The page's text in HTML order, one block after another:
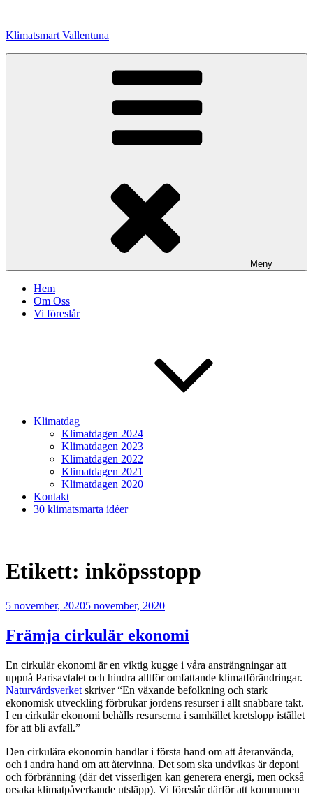
innehåll
Klimatsmart Vallentuna
Meny
Hem
Om Oss
Vi föreslår
Klimatdag
Klimatdagen 2024
Klimatdagen 2023
Klimatdagen 2022
Klimatdagen 2021
Klimatdagen 2020
Kontakt
30 klimatsmarta idéer
Etikett: inköpsstopp
Publicerat
5 november, 20205 november, 2020
Främja cirkulär ekonomi
En cirkulär ekonomi är en viktig kugge i våra ansträngningar att
uppnå Parisavtalet och hindra alltför omfattande klimatförändringar.
Naturvårdsverket skriver “En växande befolkning och stark
ekonomisk utveckling förbrukar jordens resurser i allt snabbare takt.
I en cirkulär ekonomi behålls resurserna i samhället kretslopp istället
för att bli avfall.”
Den cirkulära ekonomin handlar i första hand om att återanvända,
och i andra hand om att återvinna. Det som ska undvikas är deponi
och förbränning (där det visserligen kan generera energi, men också
orsaka klimatpåverkande utsläpp). Vi föreslår därför att kommunen